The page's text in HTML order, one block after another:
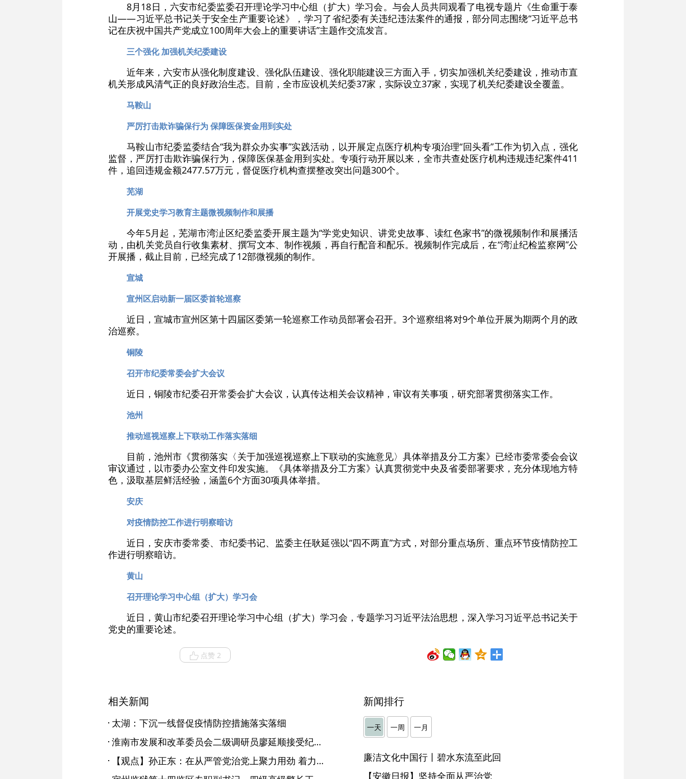
8月18日，六安市纪委监委召开理论学习中心组（扩大）学习会。与会人员共同观看了电视专题片《生命重于泰
山——习近平总书记关于安全生产重要论述》，学习了省纪委有关违纪违法案件的通报，部分同志围绕“习近平总书
记在庆祝中国共产党成立100周年大会上的重要讲话”主题作交流发言。
三个强化 加强机关纪委建设
近年来，六安市从强化制度建设、强化队伍建设、强化职能建设三方面入手，切实加强机关纪委建设，推动市直
机关形成风清气正的良好政治生态。目前，全市应设机关纪委37家，实际设立37家，实现了机关纪委建设全覆盖。
马鞍山
严厉打击欺诈骗保行为 保障医保资金用到实处
马鞍山市纪委监委结合“我为群众办实事”实践活动，以开展定点医疗机构专项治理“回头看”工作为切入点，强化
监督，严厉打击欺诈骗保行为，保障医保基金用到实处。专项行动开展以来，全市共查处医疗机构违规违纪案件411
件，追回违规金额2477.57万元，督促医疗机构查摆整改突出问题300个。
芜湖
开展党史学习教育主题微视频制作和展播
今年5月起，芜湖市湾沚区纪委监委开展主题为“学党史知识、讲党史故事、读红色家书”的微视频制作和展播活
动，由机关党员自行收集素材、撰写文本、制作视频，再自行配音和配乐。视频制作完成后，在“湾沚纪检监察网”公
开展播，截止目前，已经完成了12部微视频的制作。
宣城
宣州区启动新一届区委首轮巡察
近日，宣城市宣州区第十四届区委第一轮巡察工作动员部署会召开。3个巡察组将对9个单位开展为期两个月的政
治巡察。
铜陵
召开市纪委常委会扩大会议
近日，铜陵市纪委召开常委会扩大会议，认真传达相关会议精神，审议有关事项，研究部署贯彻落实工作。
池州
推动巡视巡察上下联动工作落实落细
目前，池州市《贯彻落实〈关于加强巡视巡察上下联动的实施意见〉具体举措及分工方案》已经市委常委会会议
审议通过，以市委办公室文件印发实施。《具体举措及分工方案》认真贯彻党中央及省委部署要求，充分体现地方特
色，汲取基层鲜活经验，涵盖6个方面30项具体举措。
安庆
对疫情防控工作进行明察暗访
近日，安庆市委常委、市纪委书记、监委主任耿延强以“四不两直”方式，对部分重点场所、重点环节疫情防控工
作进行明察暗访。
黄山
召开理论学习中心组（扩大）学习会
近日，黄山市纪委召开理论学习中心组（扩大）学习会，专题学习习近平法治思想，深入学习习近平总书记关于
党史的重要论述。
点赞 2
相关新闻
太湖：下沉一线督促疫情防控措施落实落细
淮南市发展和改革委员会二级调研员廖延顺接受纪律审查和监察调查
【观点】孙正东：在从严管党治党上聚力用劲 着力优化良好政治生态
新闻排行
一天 一周 一月
廉洁文化中国行丨碧水东流至此回
【安徽日报】坚持全面从严治党